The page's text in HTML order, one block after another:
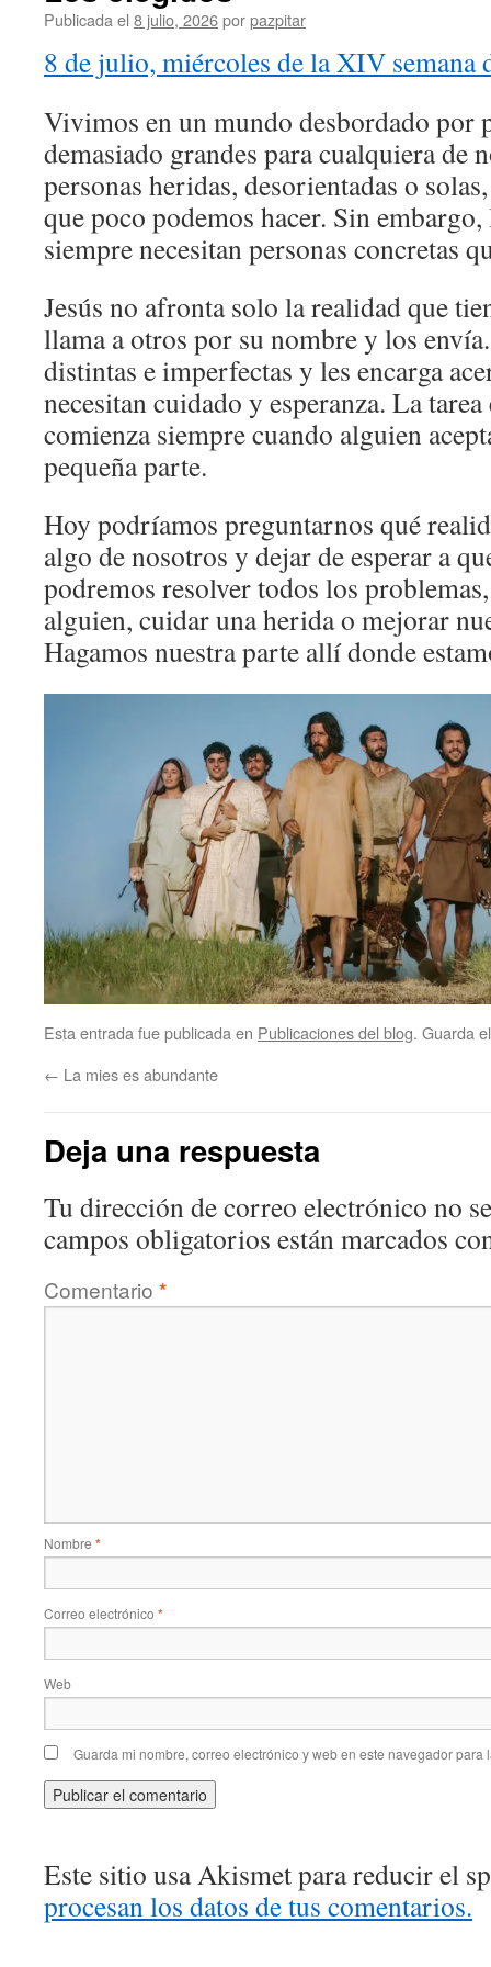
Publicada el 8 julio, 2026porpazpitar
8 de julio, miércoles de la XIV
Vivimos en un mundo desbordado por
demasiado grandes para cualquiera de
personas heridas, desorientadas o
que poco podemos hacer. Sin
siempre necesitan personas concretas
Jesús no afronta solo la realidad que
llama a otros por su nombre y los
distintas e imperfectas y les encarga
necesitan cuidado y esperanza. La
comienza siempre cuando alguien
pequeña parte.
Hoy podríamos preguntarnos qué
algo de nosotros y dejar de esperar a
podremos resolver todos los
alguien, cuidar una herida o mejorar
Hagamos nuestra parte allí donde
Esta entrada fue publicada en Publicaciones del blog. Guarda
← La mies es abundante
Deja una respuesta
Tu dirección de correo electrónico no
campos obligatorios están marcados
Comentario *
Nombre *
Correo electrónico *
Web
Guarda mi nombre, correo electrónico y web en este navegador para
Este sitio usa Akismet para reducir el
procesan los datos de tus comentarios.